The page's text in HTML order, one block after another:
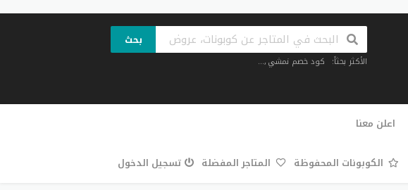
بحث
الأكثر بحثاً: كود خصم نمشي,...
تخطي
اعلن معنا
الكوبونات المحفوظة المتاجر المفضلة تسجيل الدخول